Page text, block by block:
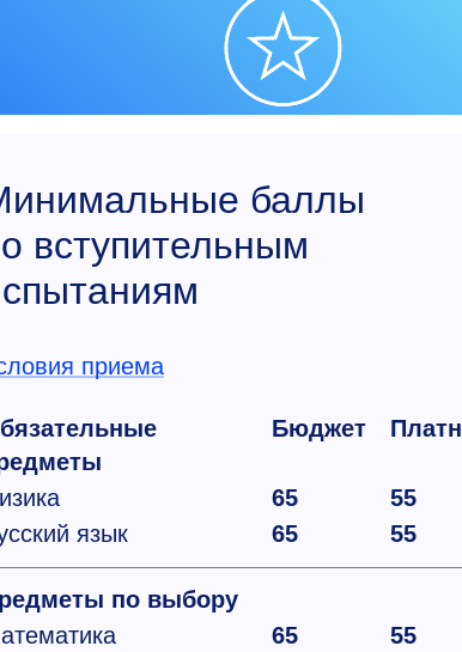
баллы
вступительным
приема
Бюджет
65
55
язык
65 55
по выбору
65
55